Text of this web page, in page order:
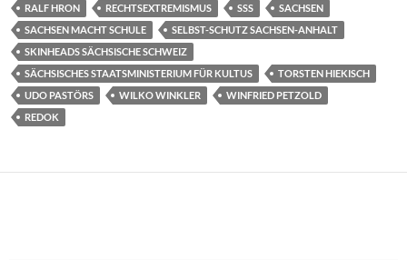
RALF HRON
RECHTSEXTREMISMUS SSS
SACHSEN
SACHSEN MACHT SCHULE
SELBST-SCHUTZ SACHSEN-ANHALT
SKINHEADS SÄCHSISCHE SCHWEIZ
SÄCHSISCHES STAATSMINISTERIUM FÜR KULTUS
TORSTEN HIEKISCH
UDO PASTÖRS
WILKO WINKLER
WINFRIED PETZOLD
REDOK